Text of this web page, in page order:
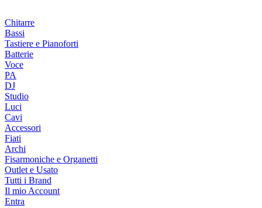
Chitarre
Bassi
Tastiere e Pianoforti
Batterie
Voce
PA
DJ
Studio
Luci
Cavi
Accessori
Fiati
Archi
Fisarmoniche e Organetti
Outlet e Usato
Tutti i Brand
Il mio Account
Entra